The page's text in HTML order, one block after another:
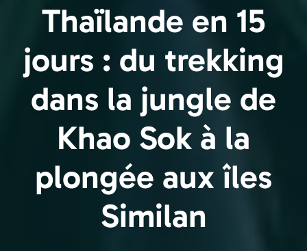
Thaïlande en 15
jours : du trekking
dans la jungle de
Khao Sok à la
plongée aux îles
Similan